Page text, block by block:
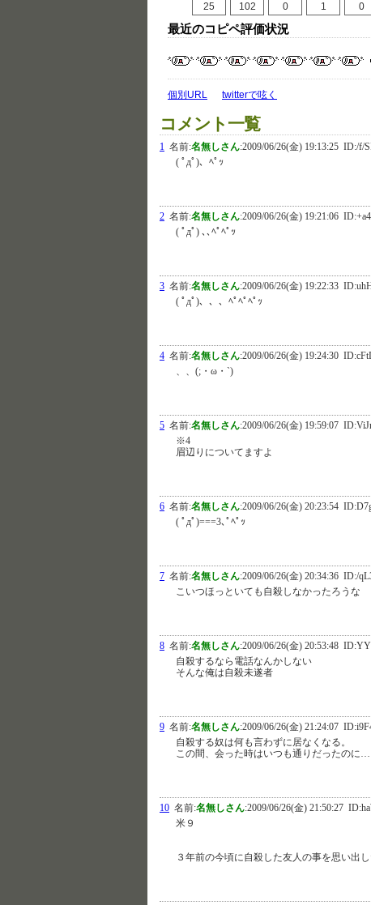
25 102 0 1 0
最近のコピペ評価状況
個別URL twitterで呟く
コメント一覧
1 名前:名無しさん:2009/06/26(金) 19:13:25 ID:/f/
( ﾟдﾟ)、ﾍﾟｯ
2 名前:名無しさん:2009/06/26(金) 19:21:06
( ﾟдﾟ) ､､ﾍﾟﾍﾟｯ
3 名前:名無しさん:2009/06/26(金) 19:22:33
( ﾟдﾟ)、、、ﾍﾟﾍﾟﾍﾟｯ
4 名前:名無しさん:2009/06/26(金) 19:24:30
、、(;・ω・`)
5 名前:名無しさん:2009/06/26(金) 19:59:07
※4
眉辺りについてますよ
6 名前:名無しさん:2009/06/26(金) 20:23:54
( ﾟдﾟ)===3､ﾟﾍﾟｯ
7 名前:名無しさん:2009/06/26(金) 20:34:36 ID:/
こいつほっといても自殺しなかったろうな
8 名前:名無しさん:2009/06/26(金) 20:53:48
自殺するなら電話なんかしない
そんな俺は自殺未遂者
9 名前:名無しさん:2009/06/26(金) 21:24:07
自殺する奴は何も言わずに居なくなる。
この間、会った時はいつも通りだったのに…
10 名前:名無しさん:2009/06/26(金) 21:50:27
米９
３年前の今頃に自殺した友人の事を思い出し